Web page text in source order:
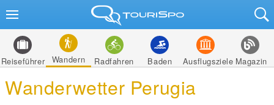
Reiseführer Wandern Radfahren Baden Ausflugsziele Magazin
Wanderwetter Perugia